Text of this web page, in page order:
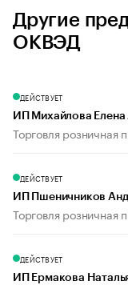
Другие
ОКВЭД
ДЕЙСТВУЕТ
ИП Михайлова Елена
Торговля розничная
ДЕЙСТВУЕТ
ИП Пшеничников
Торговля розничная
ДЕЙСТВУЕТ
ИП Ермакова